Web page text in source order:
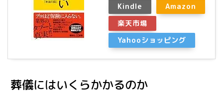
Kindle
Amazon
楽天市場
Yahooショッピング
葬儀にはいくらかかるのか